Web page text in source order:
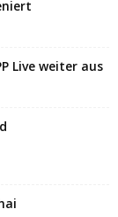
Live weiter aus